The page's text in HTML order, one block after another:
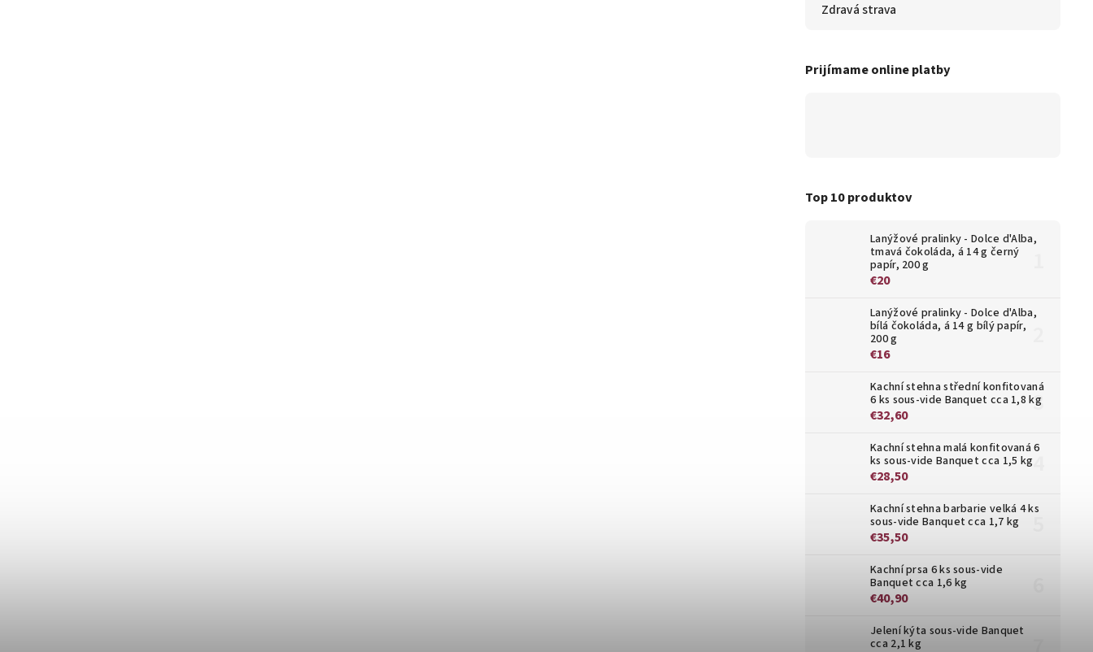
Zdravá strava
Prijímame online platby
Top 10 produktov
Lanýžové pralinky - Dolce d'Alba,
tmavá čokoláda, á 14 g černý
papír, 200 g
€20
Lanýžové pralinky - Dolce d'Alba,
bílá čokoláda, á 14 g bílý papír,
200 g
€16
Kachní stehna střední konfitovaná
6 ks sous-vide Banquet cca 1,8 kg
€32,60
Kachní stehna malá konfitovaná 6
ks sous-vide Banquet cca 1,5 kg
€28,50
Kachní stehna barbarie velká 4 ks
sous-vide Banquet cca 1,7 kg
€35,50
Kachní prsa 6 ks sous-vide
Banquet cca 1,6 kg
€40,90
Jelení kýta sous-vide Banquet
cca 2,1 kg